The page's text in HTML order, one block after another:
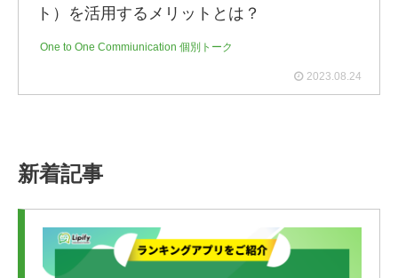
ト）を活用するメリットとは？
One to One Commiunication 個別トーク
2023.08.24
新着記事